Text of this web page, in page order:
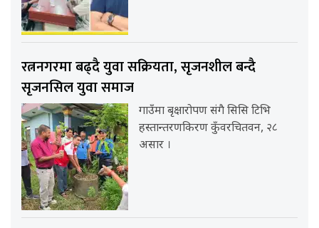
रत्ननगरमा बढ्दै युवा सक्रियता, सृजनशील बन्दै
सृजनसिल युवा समाज
गाउँमा बृक्षारोपण संगै सिसि टिभि
हस्तान्तरणकिरण कुँवरचितवन, २८
असार ।